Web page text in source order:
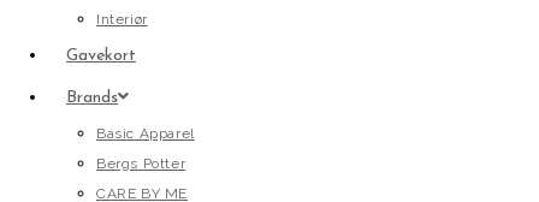
Interiør
Gavekort
Brands
Basic Apparel
Bergs Potter
CARE BY ME